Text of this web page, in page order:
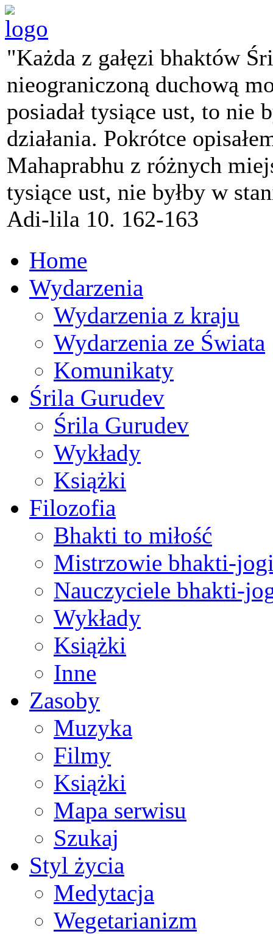
"Każda z gałęzi bhaktów
nieograniczoną duchową
posiadał tysiące ust, to nie
działania. Pokrótce
Mahaprabhu z różnych
tysiące ust, nie byłby w
Adi-lila 10. 162-163
Home
Wydarzenia
Wydarzenia z kraju
Wydarzenia ze Świata
Komunikaty
Śrila Gurudev
Śrila Gurudev
Wykłady
Książki
Filozofia
Bhakti to miłość
Mistrzowie bhakti-
Nauczyciele bhakti-
Wykłady
Książki
Inne
Zasoby
Muzyka
Filmy
Książki
Mapa serwisu
Szukaj
Styl życia
Medytacja
Wegetarianizm